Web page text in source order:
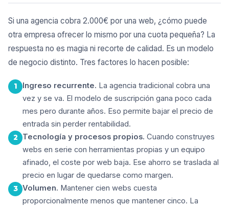
Si una agencia cobra 2.000€ por una web, ¿cómo puede
otra empresa ofrecer lo mismo por una cuota pequeña? La
respuesta no es magia ni recorte de calidad. Es un modelo
de negocio distinto. Tres factores lo hacen posible:
1 Ingreso recurrente. La agencia tradicional cobra una
vez y se va. El modelo de suscripción gana poco cada
mes pero durante años. Eso permite bajar el precio de
entrada sin perder rentabilidad.
2 Tecnología y procesos propios. Cuando construyes
webs en serie con herramientas propias y un equipo
afinado, el coste por web baja. Ese ahorro se traslada al
precio en lugar de quedarse como margen.
3 Volumen. Mantener cien webs cuesta
proporcionalmente menos que mantener cinco. La